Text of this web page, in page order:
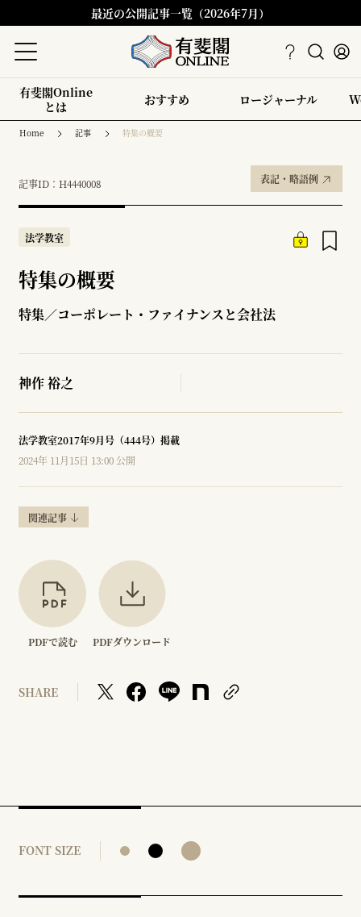
最近の公開記事一覧（2026年7月）
有斐閣Online
とは
おすすめ ロージャーナル
Home 記事 特集の概要
記事ID：H4440008 表記・略語例
法学教室
特集の概要
特集／コーポレート・ファイナンスと会社法
神作 裕之
法学教室2017年9月号（444号）掲載
2024年 11月15日 13:00 公開
関連記事
PDFで読む PDFダウンロード
SHARE
FONT SIZE